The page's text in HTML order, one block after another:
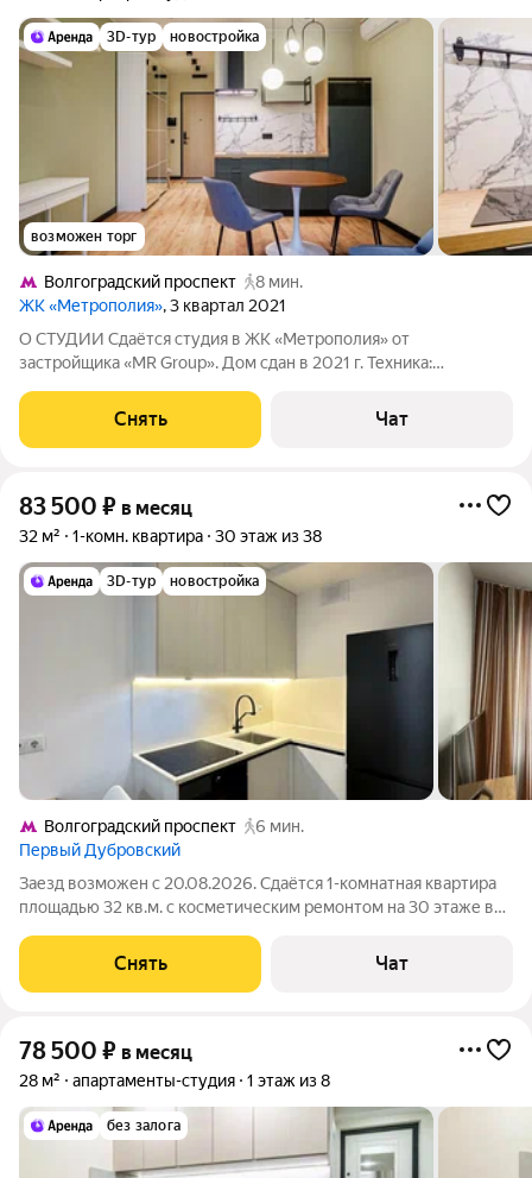
3D-тур новостройка
возможен торг
Волгоградский проспект
8 мин.
ЖК «Метрополия», 3 квартал 2021
О СТУДИИ Сдаётся студия в ЖК «Метрополия» от
застройщика «MR Group». Дом сдан в 2021 г. Техника:
посудомоечная машины, холодильник Мебель: кухонный
гарнитур, подвесные полки, 2 стола, стулья,
Снять Чат
83 500 ₽ в месяц
32 м² 1-комн. квартира 30 этаж из 38
3D-тур новостройка
Волгоградский проспект
6 мин.
Первый Дубровский
Заезд возможен с 20.08.2026. Сдаётся 1-комнатная квартира
площадью 32 кв.м. с косметическим ремонтом на 30 этаже в
Посудомоечная машина
Снять Чат
78 500 ₽ в месяц
28 м² апартаменты-студия 1 этаж из 8
без залога